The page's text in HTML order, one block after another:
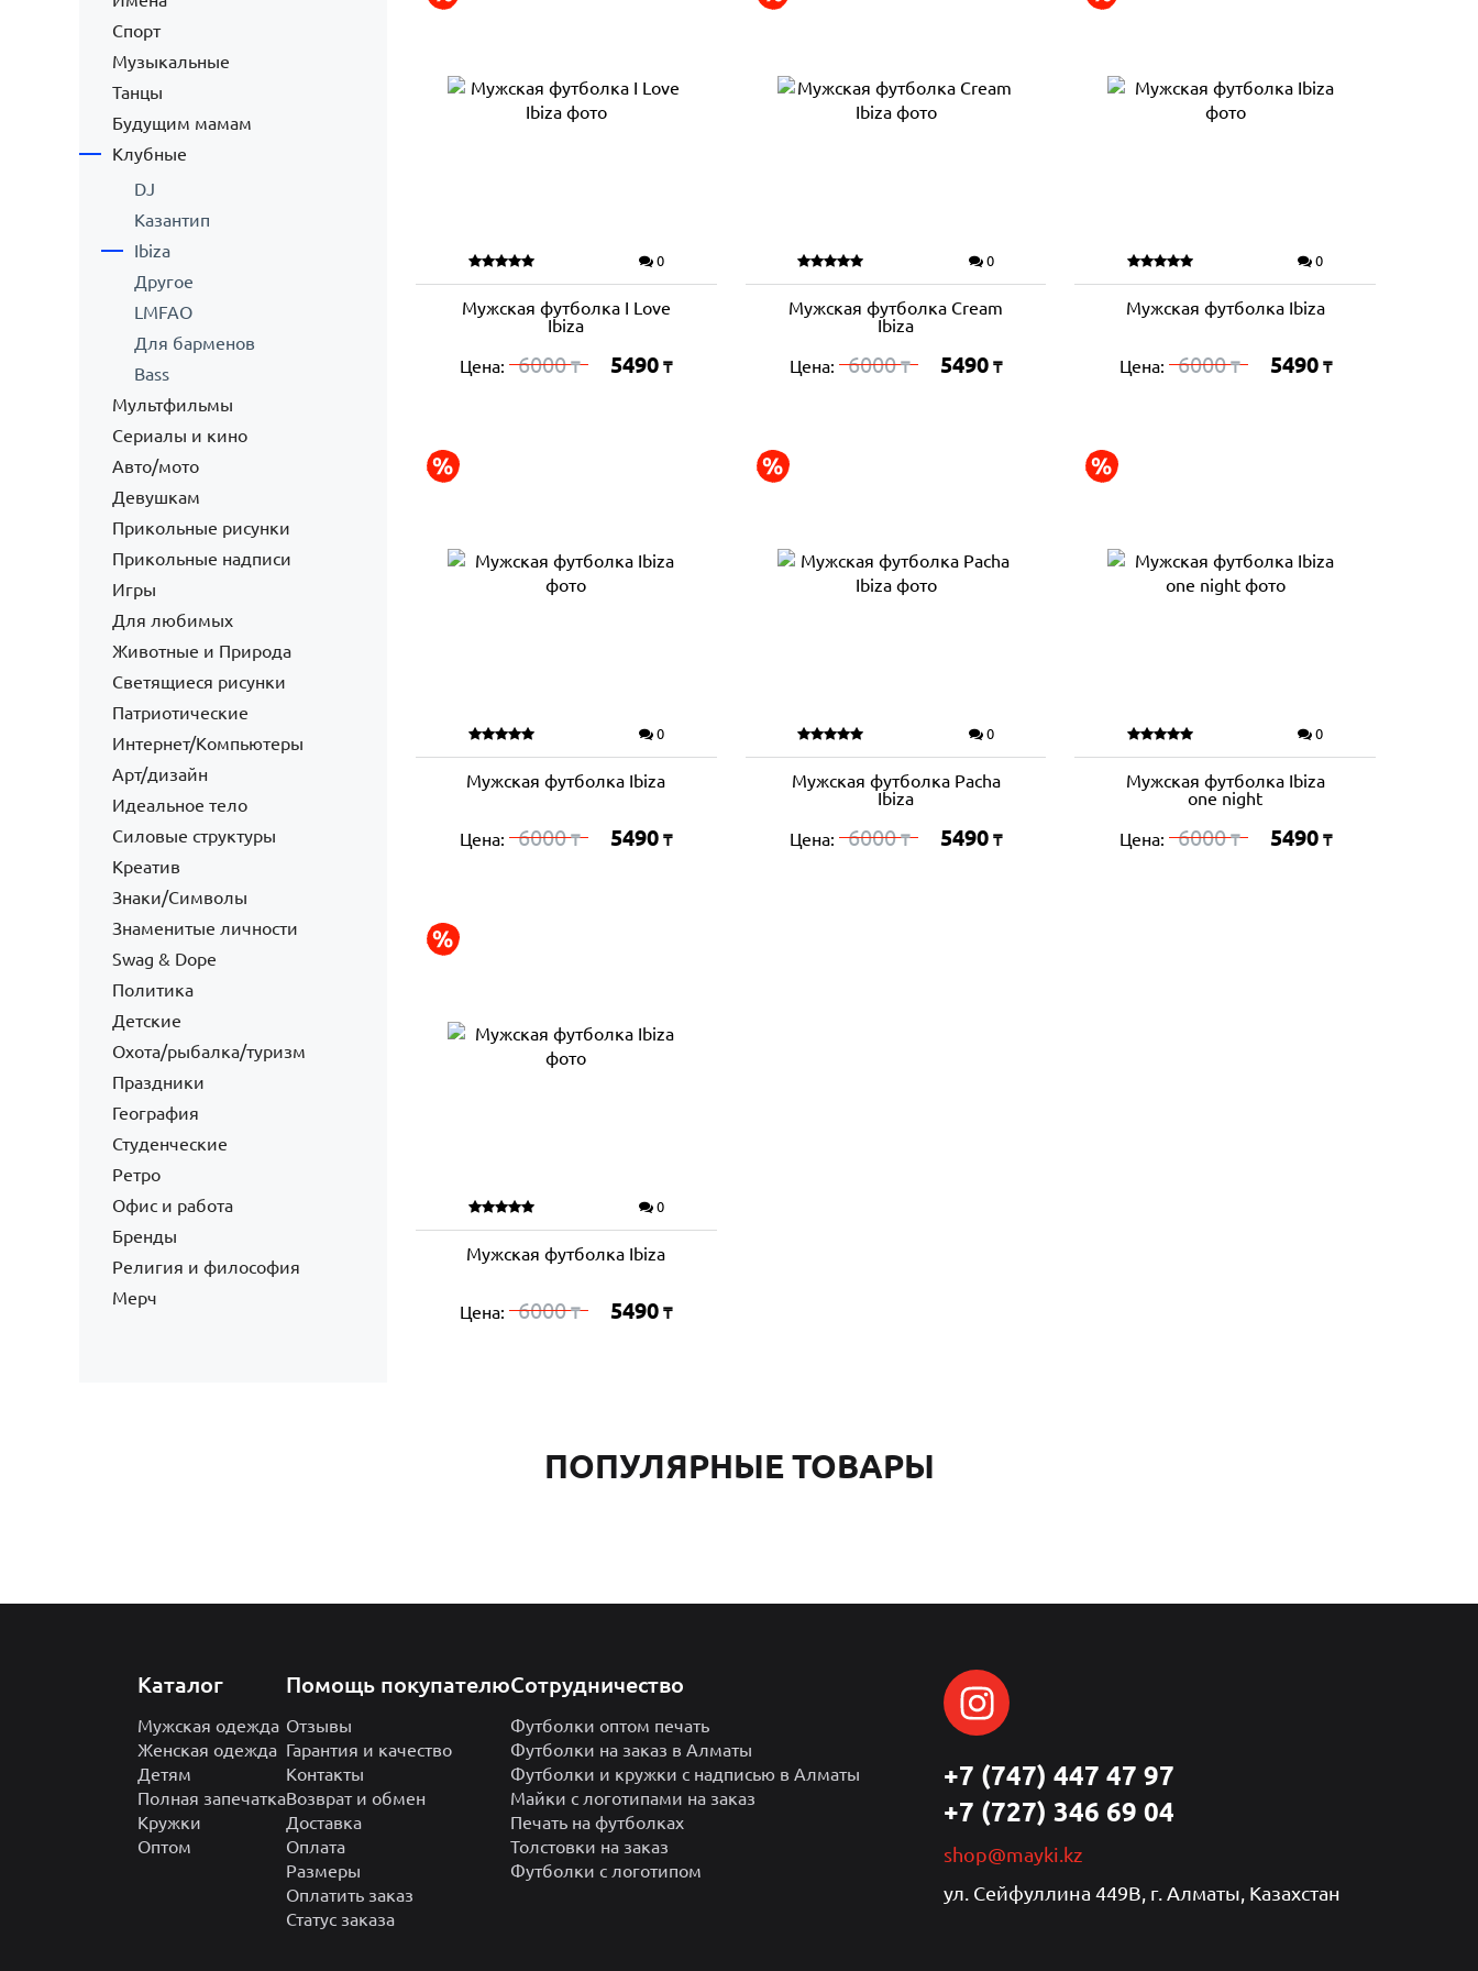
Спорт
Музыкальные
Танцы
Будущим мамам
Клубные
DJ
Казантип
Ibiza
Другое
LMFAO
Для барменов
Bass
Мультфильмы
Сериалы и кино
Авто/мото
Девушкам
Прикольные рисунки
Прикольные надписи
Игры
Для любимых
Животные и Природа
Светящиеся рисунки
Патриотические
Интернет/Компьютеры
Арт/дизайн
Идеальное тело
Силовые структуры
Креатив
Знаки/Символы
Знаменитые личности
Swag & Dope
Политика
Детские
Охота/рыбалка/туризм
Праздники
География
Студенческие
Ретро
Офис и работа
Бренды
Религия и философия
Мерч
0
Мужская футболка I Love
Ibiza
Цена: 6000₸ 5490 ₸
0
Мужская футболка Cream
Ibiza
Цена: 6000₸ 5490 ₸
0
Мужская футболка Ibiza
Цена: 6000₸ 5490 ₸
0
Мужская футболка Ibiza
Цена: 6000₸ 5490 ₸
0
Мужская футболка Pacha
Ibiza
Цена: 6000₸ 5490 ₸
0
Мужская футболка Ibiza
one night
Цена: 6000₸ 5490 ₸
0
Мужская футболка Ibiza
Цена: 6000₸ 5490 ₸
ПОПУЛЯРНЫЕ ТОВАРЫ
Каталог
Мужская одежда
Женская одежда
Детям
Полная запечатка
Кружки
Оптом
Помощь покупателю
Отзывы
Гарантия и качество
Контакты
Возврат и обмен
Доставка
Оплата
Размеры
Оплатить заказ
Статус заказа
Сотрудничество
Футболки оптом печать
Футболки на заказ в Алматы
Футболки и кружки с надписью в Алматы
Майки с логотипами на заказ
Печать на футболках
Толстовки на заказ
Футболки с логотипом
+7 (747) 447 47 97
+7 (727) 346 69 04
shop@mayki.kz
ул. Сейфуллина 449В, г. Алматы, Казахстан